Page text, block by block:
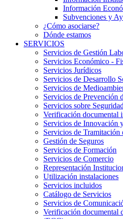
Información
Subvenciones y
¿Cómo asociarse?
Dónde estamos
SERVICIOS
Servicios de Gestión
Servicios Económico -
Servicios Jurídicos
Servicios de Desarrollo
Servicios de
Servicios de Prevención
Servicios sobre
Verificación documental
Servicios de Innovación
Servicios de Tramitación
Gestión de Seguros
Servicios de Formación
Servicios de Comercio
Representación
Utilización instalaciones
Servicios incluidos
Catálogo de Servicios
Servicios de
Verificación documental